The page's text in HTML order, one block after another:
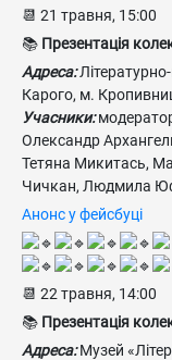
📆 21 травня, 15:00
📚 Презентація
Адреса:
Карого, м.
Учасники:
Олександр
Тетяна Микитась,
Чичкан, Людмила
Анонс у фейсбуці
📆 22 травня, 14:00
📚 Презентація
Адреса:Музей